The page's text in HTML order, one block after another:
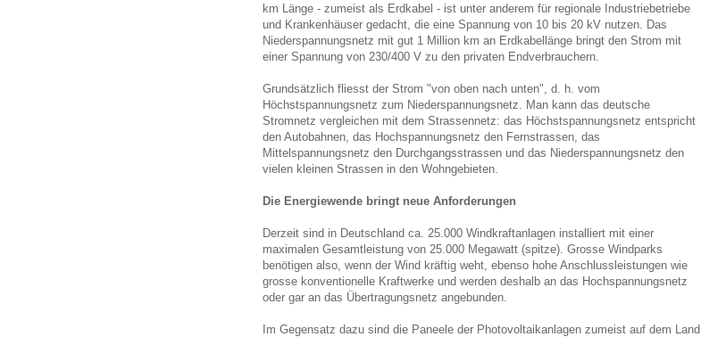
km Länge - zumeist als Erdkabel - ist unter anderem für regionale Industriebetriebe
und Krankenhäuser gedacht, die eine Spannung von 10 bis 20 kV nutzen. Das
Niederspannungsnetz mit gut 1 Million km an Erdkabellänge bringt den Strom mit
einer Spannung von 230/400 V zu den privaten Endverbrauchern.
Grundsätzlich fliesst der Strom "von oben nach unten", d. h. vom
Höchstspannungsnetz zum Niederspannungsnetz. Man kann das deutsche
Stromnetz vergleichen mit dem Strassennetz: das Höchstspannungsnetz entspricht
den Autobahnen, das Hochspannungsnetz den Fernstrassen, das
Mittelspannungsnetz den Durchgangsstrassen und das Niederspannungsnetz den
vielen kleinen Strassen in den Wohngebieten.
Die Energiewende bringt neue Anforderungen
Derzeit sind in Deutschland ca. 25.000 Windkraftanlagen installiert mit einer
maximalen Gesamtleistung von 25.000 Megawatt (spitze). Grosse Windparks
benötigen also, wenn der Wind kräftig weht, ebenso hohe Anschlussleistungen wie
grosse konventionelle Kraftwerke und werden deshalb an das Hochspannungsnetz
oder gar an das Übertragungsnetz angebunden.
Im Gegensatz dazu sind die Paneele der Photovoltaikanlagen zumeist auf dem Land